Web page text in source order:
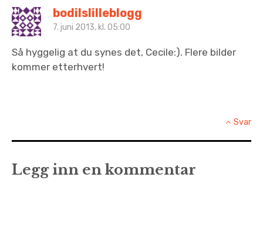
bodilslilleblogg
7. juni 2013, kl. 05:00
Så hyggelig at du synes det, Cecile:). Flere bilder
kommer etterhvert!
Svar
Legg inn en kommentar